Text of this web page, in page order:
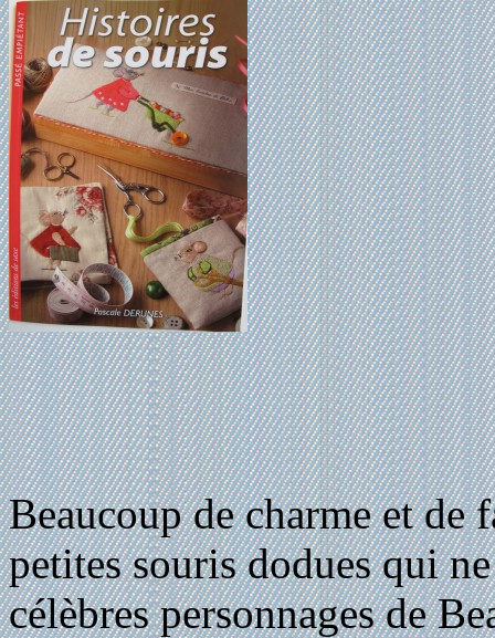
Beaucoup de charme et de
petites souris dodues qui
célèbres personnages de